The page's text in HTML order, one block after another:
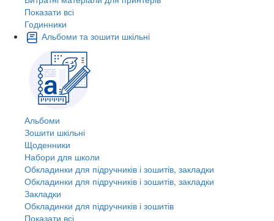
Показати всі
Годинники
Альбоми та зошити шкільні
Альбоми
Зошити шкільні
Щоденники
Набори для школи
Обкладинки для підручників і зошитів, закладки
Обкладинки для підручників і зошитів, закладки
Закладки
Обкладинки для підручників і зошитів
Показати всі